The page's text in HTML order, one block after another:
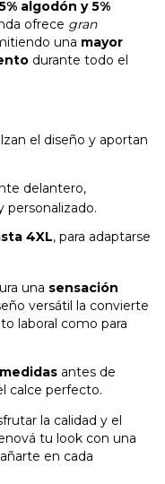
algodón y 5%
ofrece gran
una mayor
durante todo el
el diseño y aportan
delantero,
personalizado.
4XL, para adaptarse
una sensación
versátil la convierte
laboral como para
antes de
calce perfecto.
la calidad y el
tu look con una
en cada